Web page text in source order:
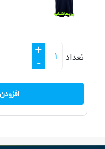
تعداد
+
-